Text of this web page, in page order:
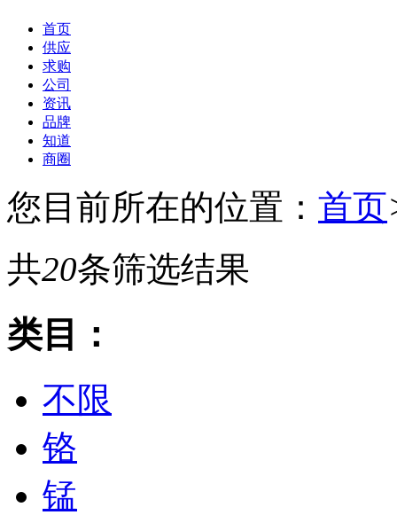
首页
供应
求购
公司
资讯
品牌
知道
商圈
您目前所在的位置： 首页
共20条筛选结果
类目：
不限
铬
锰